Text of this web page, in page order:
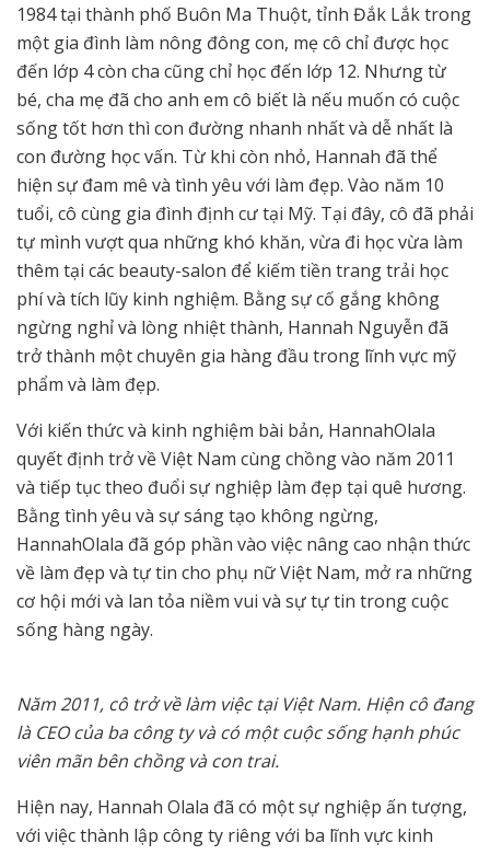
1984 tại thành phố Buôn Ma Thuột, tỉnh Đắk Lắk trong
một gia đình làm nông đông con, mẹ cô chỉ được học
đến lớp 4 còn cha cũng chỉ học đến lớp 12. Nhưng từ
bé, cha mẹ đã cho anh em cô biết là nếu muốn có cuộc
sống tốt hơn thì con đường nhanh nhất và dễ nhất là
con đường học vấn. Từ khi còn nhỏ, Hannah đã thể
hiện sự đam mê và tình yêu với làm đẹp. Vào năm 10
tuổi, cô cùng gia đình định cư tại Mỹ. Tại đây, cô đã phải
tự mình vượt qua những khó khăn, vừa đi học vừa làm
thêm tại các beauty-salon để kiếm tiền trang trải học
phí và tích lũy kinh nghiệm. Bằng sự cố gắng không
ngừng nghỉ và lòng nhiệt thành, Hannah Nguyễn đã
trở thành một chuyên gia hàng đầu trong lĩnh vực mỹ
phẩm và làm đẹp.
Với kiến thức và kinh nghiệm bài bản, HannahOlala
quyết định trở về Việt Nam cùng chồng vào năm 2011
và tiếp tục theo đuổi sự nghiệp làm đẹp tại quê hương.
Bằng tình yêu và sự sáng tạo không ngừng,
HannahOlala đã góp phần vào việc nâng cao nhận thức
về làm đẹp và tự tin cho phụ nữ Việt Nam, mở ra những
cơ hội mới và lan tỏa niềm vui và sự tự tin trong cuộc
sống hàng ngày.
Năm 2011, cô trở về làm việc tại Việt Nam. Hiện cô đang
là CEO của ba công ty và có một cuộc sống hạnh phúc
viên mãn bên chồng và con trai.
Hiện nay, Hannah Olala đã có một sự nghiệp ấn tượng,
với việc thành lập công ty riêng với ba lĩnh vực kinh